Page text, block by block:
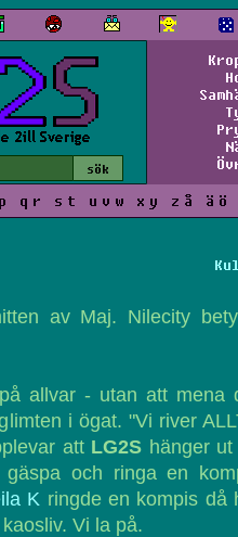
p q r s t u v w x y z å ä ö
av Maj. Nilecity
allvar - utan att mena
i ögat. "Vi river
att LG2S hänger ut
och ringa en
K ringde en kompis då
Vi la på.